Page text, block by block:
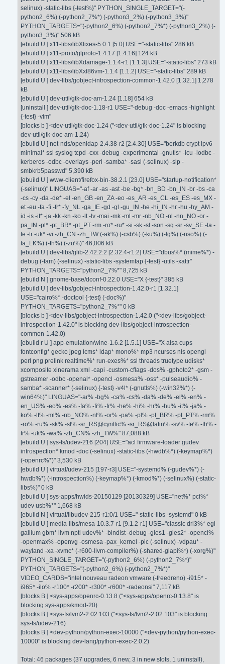
selinux) -static-libs {-test%}" PYTHON_SINGLE_TARGET="(-
python2_6%) (-python2_7%*) (-python3_2%) (-python3_3%)"
PYTHON_TARGETS="(-python2_6%) (-python2_7%*) (-python3_2%) (-
python3_3%)" 506 kB
[ebuild U ] x11-libs/libXfixes-5.0.1 [5.0] USE="-static-libs" 286 kB
[ebuild U ] x11-proto/glproto-1.4.17 [1.4.16] 124 kB
[ebuild U ] x11-libs/libXdamage-1.1.4-r1 [1.1.3] USE="-static-libs" 273 kB
[ebuild U ] x11-libs/libXxf86vm-1.1.4 [1.1.2] USE="-static-libs" 289 kB
[ebuild U ] dev-libs/gobject-introspection-common-1.42.0 [1.32.1] 1,278
kB
[ebuild U ] dev-util/gtk-doc-am-1.24 [1.18] 654 kB
[uninstall ] dev-util/gtk-doc-1.18-r1 USE="-debug -doc -emacs -highlight
{-test} -vim"
[blocks b ] <dev-util/gtk-doc-1.24 ("<dev-util/gtk-doc-1.24" is blocking
dev-util/gtk-doc-am-1.24)
[ebuild U ] net-nds/openldap-2.4.38-r2 [2.4.30] USE="berkdb crypt ipv6
minimal* ssl syslog tcpd -cxx -debug -experimental -gnutls* -icu -iodbc -
kerberos -odbc -overlays -perl -samba* -sasl (-selinux) -slp -
smbkrb5passwd" 5,390 kB
[ebuild U ] www-client/firefox-bin-38.2.1 [23.0] USE="startup-notification*
(-selinux)" LINGUAS="-af -ar -as -ast -be -bg* -bn_BD -bn_IN -br -bs -ca
-cs -cy -da -de* -el -en_GB -en_ZA -eo -es_AR -es_CL -es_ES -es_MX -
et -eu -fa -fi -fr* -fy_NL -ga_IE -gd -gl -gu_IN -he -hi_IN -hr -hu -hy_AM -
id -is -it* -ja -kk -kn -ko -lt -lv -mai -mk -ml -mr -nb_NO -nl -nn_NO -or -
pa_IN -pl* -pt_BR* -pt_PT -rm -ro* -ru* -si -sk -sl -son -sq -sr -sv_SE -ta -
te -tr -uk* -vi -zh_CN -zh_TW (-ak%) (-csb%) (-ku%) (-lg%) (-nso%) (-
ta_LK%) (-th%) (-zu%)" 46,006 kB
[ebuild U ] dev-libs/glib-2.42.2:2 [2.32.4-r1:2] USE="dbus%* (mime%*) -
debug (-fam) (-selinux) -static-libs -systemtap {-test} -utils -xattr"
PYTHON_TARGETS="python2_7%*" 8,725 kB
[ebuild N ] gnome-base/dconf-0.22.0 USE="X {-test}" 385 kB
[ebuild U ] dev-libs/gobject-introspection-1.42.0-r1 [1.32.1]
USE="cairo%* -doctool {-test} (-doc%)"
PYTHON_TARGETS="python2_7%*" 0 kB
[blocks b ] <dev-libs/gobject-introspection-1.42.0 ("<dev-libs/gobject-
introspection-1.42.0" is blocking dev-libs/gobject-introspection-
common-1.42.0)
[ebuild r U ] app-emulation/wine-1.6.2 [1.5.1] USE="X alsa cups
fontconfig* gecko jpeg lcms* ldap* mono%* mp3 ncurses nls opengl
perl png prelink realtime%* run-exes%* ssl threads truetype udisks*
xcomposite xinerama xml -capi -custom-cflags -dos% -gphoto2* -gsm -
gstreamer -odbc -openal* -opencl -osmesa% -oss* -pulseaudio% -
samba* -scanner* (-selinux) {-test} -v4l* (-gnutls%) (-win32%*) (-
win64%)" LINGUAS="-ar% -bg% -ca% -cs% -da% -de% -el% -en% -
en_US% -eo% -es% -fa% -fi% -fr% -he% -hi% -hr% -hu% -it% -ja% -
ko% -lt% -ml% -nb_NO% -nl% -or% -pa% -pl% -pt_BR% -pt_PT% -rm%
-ro% -ru% -sk% -sl% -sr_RS@cyrillic% -sr_RS@latin% -sv% -te% -th% -
tr% -uk% -wa% -zh_CN% -zh_TW%" 87,088 kB
[ebuild U ] sys-fs/udev-216 [204] USE="acl firmware-loader gudev
introspection* kmod -doc (-selinux) -static-libs (-hwdb%*) (-keymap%*)
(-openrc%*)" 3,530 kB
[ebuild U ] virtual/udev-215 [197-r3] USE="-systemd% (-gudev%*) (-
hwdb%*) (-introspection%) (-keymap%*) (-kmod%*) (-selinux%) (-static-
libs%)" 0 kB
[ebuild U ] sys-apps/hwids-20150129 [20130329] USE="net%* pci%*
udev usb%*" 1,668 kB
[ebuild N ] virtual/libudev-215-r1:0/1 USE="-static-libs -systemd" 0 kB
[ebuild U ] media-libs/mesa-10.3.7-r1 [9.1.2-r1] USE="classic dri3%* egl
gallium gbm* llvm nptl udev%* -bindist -debug -gles1 -gles2* -opencl%
-openmax% -openvg -osmesa -pax_kernel -pic (-selinux) -vdpau* -
wayland -xa -xvmc* (-r600-llvm-compiler%) (-shared-glapi%*) (-xorg%)"
PYTHON_SINGLE_TARGET="(-python2_6%) (-python2_7%*)"
PYTHON_TARGETS="(-python2_6%) (-python2_7%*)"
VIDEO_CARDS="intel nouveau radeon vmware (-freedreno) -i915* -
i965* -ilo% -r100* -r200* -r300* -r600* -radeonsi" 7,117 kB
[blocks B ] <sys-apps/openrc-0.13.8 ("<sys-apps/openrc-0.13.8" is
blocking sys-apps/kmod-20)
[blocks B ] <sys-fs/lvm2-2.02.103 ("<sys-fs/lvm2-2.02.103" is blocking
sys-fs/udev-216)
[blocks B ] <dev-python/python-exec-10000 ("<dev-python/python-exec-
10000" is blocking dev-lang/python-exec-2.0.2)
Total: 46 packages (37 upgrades, 6 new, 3 in new slots, 1 uninstall),